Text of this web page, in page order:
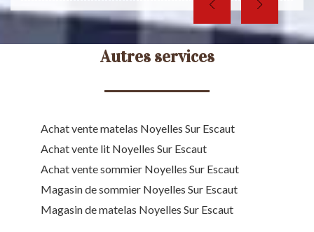
Autres services
Achat vente matelas Noyelles Sur Escaut
Achat vente lit Noyelles Sur Escaut
Achat vente sommier Noyelles Sur Escaut
Magasin de sommier Noyelles Sur Escaut
Magasin de matelas Noyelles Sur Escaut